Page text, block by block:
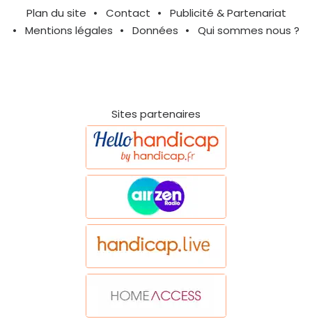
Plan du site Contact
Publicité & Partenariat
Mentions légales
Données Qui sommes nous ?
Sites partenaires